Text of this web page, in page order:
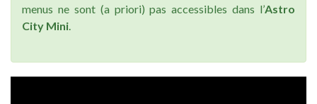
menus ne sont (a priori) pas accessibles dans l’Astro
City Mini.